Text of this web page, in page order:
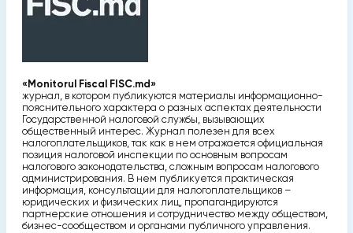
«Monitorul Fiscal FISC.md»
журнал, в котором публикуются материалы информационно-
пояснительного характера о разных аспектах деятельности
Государственной налоговой службы, вызывающих
общественный интерес. Журнал полезен для всех
налогоплательщиков, так как в нем отражается официальная
позиция налоговой инспекции по основным вопросам
налогового законодательства, сложным вопросам налогового
администрирования. В нем публикуется практическая
информация, консультации для налогоплательщиков –
юридических и физических лиц, пропагандируются
партнерские отношения и сотрудничество между обществом,
бизнес-сообществом и органами публичного управления.